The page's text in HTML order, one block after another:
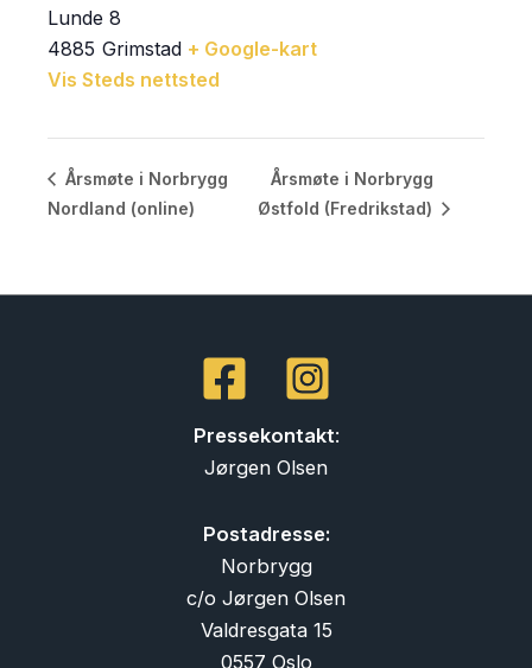
Lunde 8
Grimstad
4885
+ Google-kart
Vis Steds nettsted
Årsmøte i Norbrygg
Nordland (online)
Årsmøte i Norbrygg
Østfold (Fredrikstad)
Pressekontakt:
Jørgen Olsen
Postadresse:
Norbrygg
c/o Jørgen Olsen
Valdresgata 15
0557 Oslo